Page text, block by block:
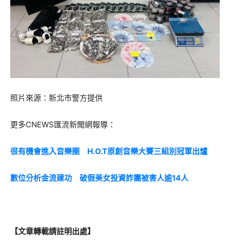
照片來源：新北市警方提供
更多CNEWS匯流新聞網報導：
很有機會進入音樂圈 H.O.T原創音樂大賽三組別冠軍出爐
數位分析金流建功 破假美女投資詐團被害人逾14人
【文章轉載請註明出處】